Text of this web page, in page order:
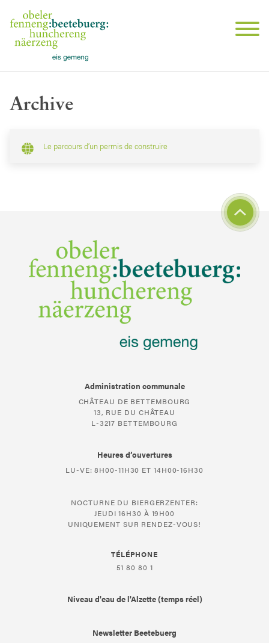
Archive
Le parcours d’un permis de construire
Administration communale
CHÂTEAU DE BETTEMBOURG
13, RUE DU CHÂTEAU
L-3217 BETTEMBOURG
Heures d’ouvertures
LU-VE: 8H00-11H30 ET 14H00-16H30
NOCTURNE DU BIERGERZENTER:
JEUDI 16H30 À 19H00
UNIQUEMENT SUR RENDEZ-VOUS!
TÉLÉPHONE
51 80 80 1
Niveau d'eau de l'Alzette (temps réel)
Newsletter Beetebuerg